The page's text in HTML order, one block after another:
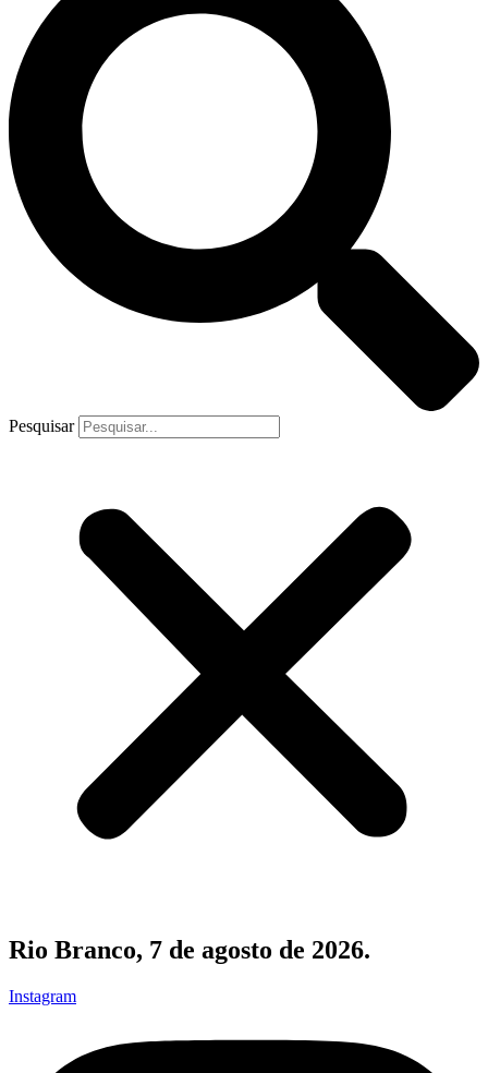
Pesquisar
Rio Branco, 7 de agosto de 2026.
Instagram